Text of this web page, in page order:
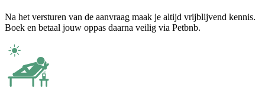
Na het versturen van de aanvraag maak je altijd vrijblijvend kennis.
Boek en betaal jouw oppas daarna veilig via Petbnb.